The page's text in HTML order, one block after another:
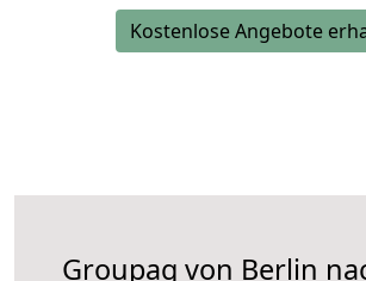
Kostenlose Angebote
Groupag von Berlin